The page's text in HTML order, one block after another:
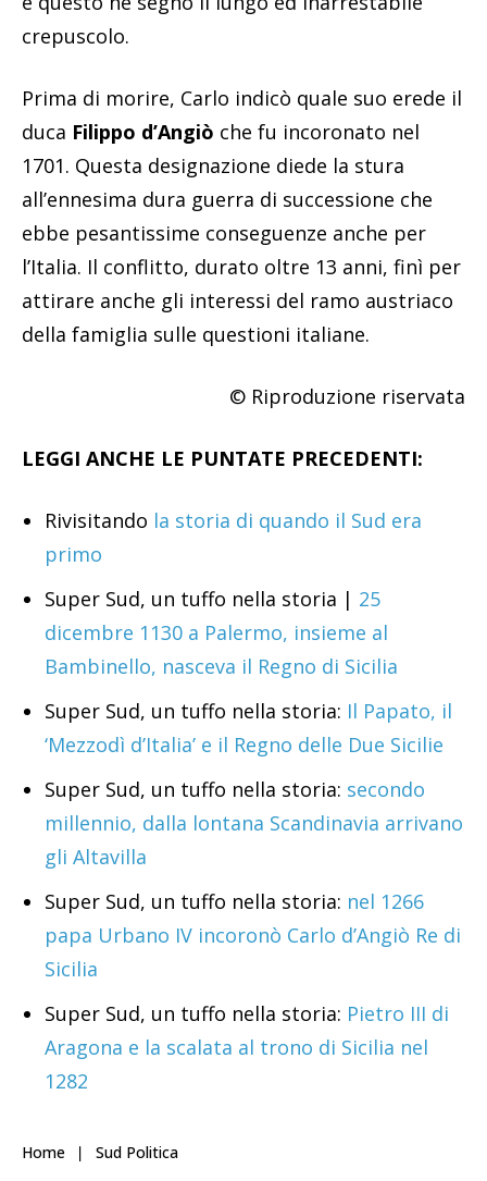
crepuscolo.
Prima di morire, Carlo indicò quale suo erede il
duca Filippo d’Angiò che fu incoronato nel
1701. Questa designazione diede la stura
all’ennesima dura guerra di successione che
ebbe pesantissime conseguenze anche per
l’Italia. Il conflitto, durato oltre 13 anni, finì per
attirare anche gli interessi del ramo austriaco
della famiglia sulle questioni italiane.
© Riproduzione riservata
LEGGI ANCHE LE PUNTATE PRECEDENTI:
Rivisitando la storia di quando il Sud era
primo
Super Sud, un tuffo nella storia | 25
dicembre 1130 a Palermo, insieme al
Bambinello, nasceva il Regno di Sicilia
Super Sud, un tuffo nella storia: Il Papato, il
‘Mezzodì d’Italia’ e il Regno delle Due Sicilie
Super Sud, un tuffo nella storia: secondo
millennio, dalla lontana Scandinavia arrivano
gli Altavilla
Super Sud, un tuffo nella storia: nel 1266
papa Urbano IV incoronò Carlo d’Angiò Re di
Sicilia
Super Sud, un tuffo nella storia: Pietro III di
Aragona e la scalata al trono di Sicilia nel
1282
Home Sud Politica